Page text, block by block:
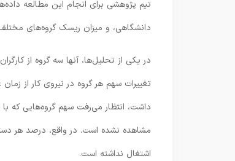
دانشگاهی، و میزان ریسک گروه‌های مختلف
در یکی از تحلیل‌ها، آنها سه گروه از
داشت، انتظار می‌رفت سهم گروه‌هایی که
مشاهده نشده است. در واقع، درصد هر
اشتغال نداشته است.